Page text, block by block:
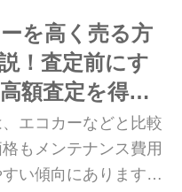
場価値が十分に評価
場より低い価格で手
性があります。 例え
する」「希望額で出
ョンや委託販売を利
決策となります。 こ
車の売却方法の選び
を高く売る方
！査定前にす
額査定を得る
いて
エコカーなどと比較
もメンテナンス費用
い傾向にあります。